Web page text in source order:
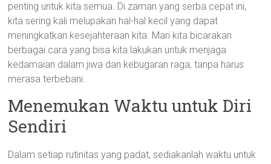
penting untuk kita semua. Di zaman yang serba cepat ini,
kita sering kali melupakan hal-hal kecil yang dapat
meningkatkan kesejahteraan kita. Mari kita bicarakan
berbagai cara yang bisa kita lakukan untuk menjaga
kedamaian dalam jiwa dan kebugaran raga, tanpa harus
merasa terbebani.
Menemukan Waktu untuk Diri
Sendiri
Dalam setiap rutinitas yang padat, sediakanlah waktu untuk